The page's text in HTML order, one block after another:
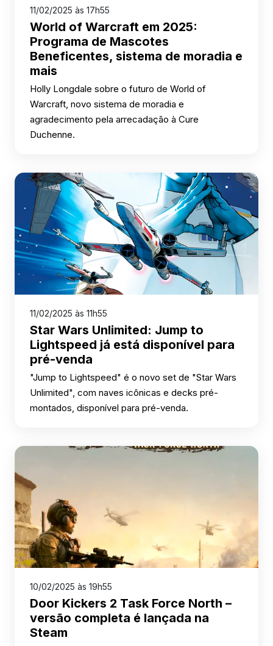
11/02/2025 às 17h55
World of Warcraft em 2025:
Programa de Mascotes
Beneficentes, sistema de moradia e
mais
Holly Longdale sobre o futuro de World of
Warcraft, novo sistema de moradia e
agradecimento pela arrecadação à Cure
Duchenne.
11/02/2025 às 11h55
Star Wars Unlimited: Jump to
Lightspeed já está disponível para
pré-venda
"Jump to Lightspeed" é o novo set de "Star Wars
Unlimited", com naves icônicas e decks pré-
montados, disponível para pré-venda.
10/02/2025 às 19h55
Door Kickers 2 Task Force North –
versão completa é lançada na
Steam